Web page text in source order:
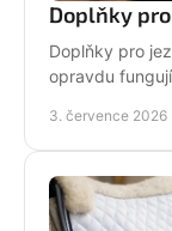
Doplňky
Doplňky pro
opravdu
3. července 2026